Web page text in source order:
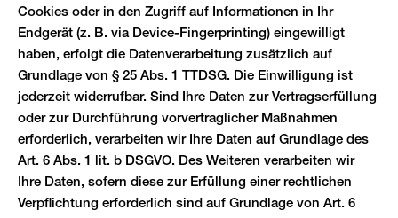
Cookies oder in den Zugriff auf Informationen in Ihr
Endgerät (z. B. via Device-Fingerprinting) eingewilligt
haben, erfolgt die Datenverarbeitung zusätzlich auf
Grundlage von § 25 Abs. 1 TTDSG. Die Einwilligung ist
jederzeit widerrufbar. Sind Ihre Daten zur Vertragserfüllung
oder zur Durchführung vorvertraglicher Maßnahmen
erforderlich, verarbeiten wir Ihre Daten auf Grundlage des
Art. 6 Abs. 1 lit. b DSGVO. Des Weiteren verarbeiten wir
Ihre Daten, sofern diese zur Erfüllung einer rechtlichen
Verpflichtung erforderlich sind auf Grundlage von Art. 6